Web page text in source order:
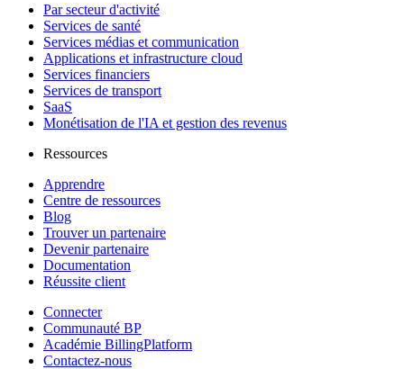
Par secteur d'activité
Services de santé
Services médias et communication
Applications et infrastructure cloud
Services financiers
Services de transport
SaaS
Monétisation de l'IA et gestion des revenus
Ressources
Apprendre
Centre de ressources
Blog
Trouver un partenaire
Devenir partenaire
Documentation
Réussite client
Connecter
Communauté BP
Académie BillingPlatform
Contactez-nous